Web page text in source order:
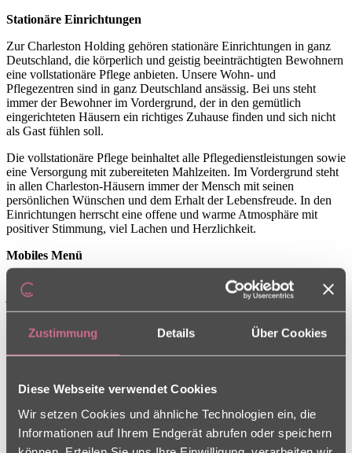
Zustimmung Details Über Cookies
Diese Webseite verwendet Cookies
Wir setzen Cookies und ähnliche Technologien ein, die
Informationen auf Ihrem Endgerät abrufen oder speichern
Stationäre Einrichtungen
Zur Charleston Holding gehören stationäre Einrichtungen in ganz
Deutschland, die körperlich und geistig beeinträchtigten Bewohnern
eine vollstationäre Pflege anbieten. Unsere Wohn- und
Pflegezentren sind in ganz Deutschland ansässig. Bei uns steht
immer der Bewohner im Vordergrund, der in den gemütlich
eingerichteten Häusern ein richtiges Zuhause finden und sich nicht
als Gast fühlen soll.
Die vollstationäre Pflege beinhaltet alle Pflegedienstleistungen sowie
eine Versorgung mit zubereiteten Mahlzeiten. Im Vordergrund steht
in allen Charleston-Häusern immer der Mensch mit seinen
persönlichen Wünschen und dem Erhalt der Lebensfreude. In den
Einrichtungen herrscht eine offene und warme Atmosphäre mit
positiver Stimmung, viel Lachen und Herzlichkeit.
Mobiles Menü
Viele Senioren haben im Alter nicht mehr die Kraft oder die Muße,
jeden Tag frisch zu kochen. Dennoch vermissen sie die gute Küche
mit vertrauten Gerichten, die nicht einfach aus der Dose kommen.
Eine Lösung bietet dafür unser mobiles Menü an. Wir kochen in der
nahe gelegenen Einrichtung frisch mit möglichst regionalen Zutaten
sieben Tage in der Woche die vorab gewählten Menüs aus.
Vollstationäre Pflege
Wenn die Kraft im Alter schwindet und Angehörige die pflegerische